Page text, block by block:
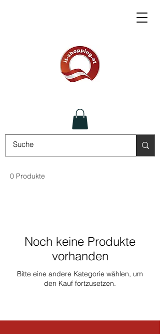
0 Produkte
Noch keine Produkte
vorhanden
Bitte eine andere Kategorie wählen, um
den Kauf fortzusetzen.